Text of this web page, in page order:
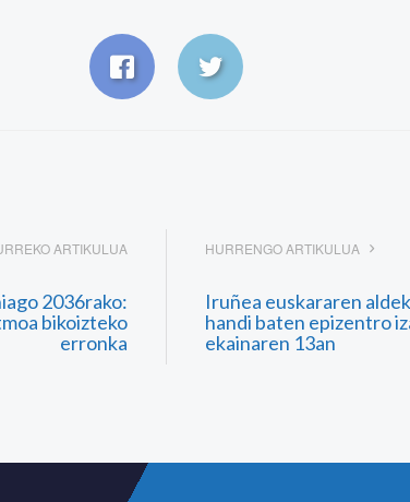
ARTIKULUA
2036rako:
bikoizteko
erronka
HURRENGO ARTIKULUA
Iruñea euskararen
handi baten epizentro
ekainaren 13an